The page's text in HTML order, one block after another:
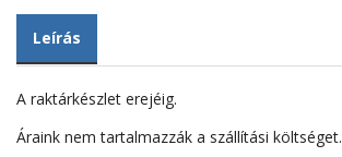
Leírás
A raktárkészlet erejéig.
Áraink nem tartalmazzák a szállítási költséget.